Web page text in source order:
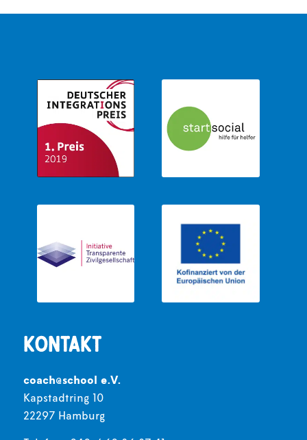
Kontakt
coach@school e.V.
Kapstadtring 10
22297 Hamburg